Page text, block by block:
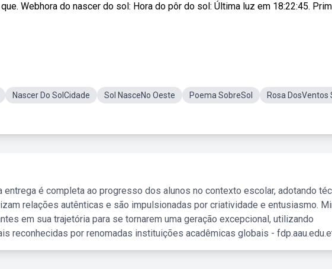
Webhora do nascer do sol: Hora do pôr do sol: Última luz em 18:22:45.
Nascer Do SolCidade Sol NasceNo Oeste Poema SobreSol
Rosa DosVentos
entrega é completa ao progresso dos alunos no contexto escolar, adotando
relações autênticas e são impulsionadas por criatividade e entusiasmo.
em sua trajetória para se tornarem uma geração excepcional, utilizando
reconhecidas por renomadas instituições acadêmicas globais -